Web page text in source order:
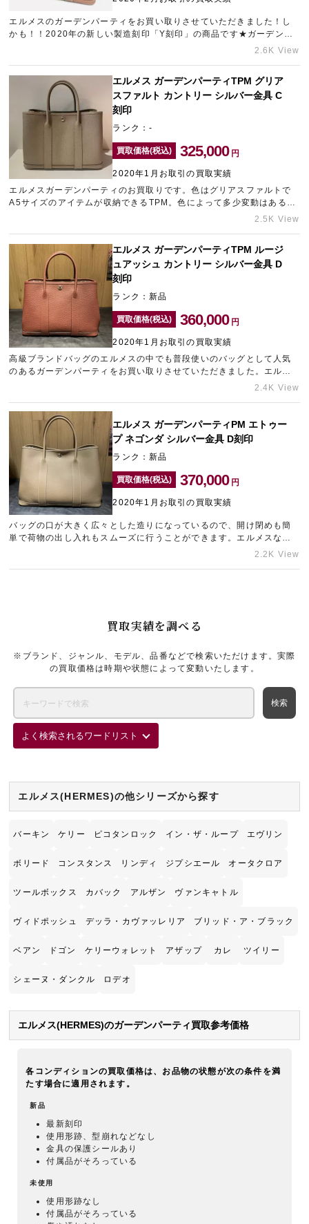
買取実績を調べる
※ブランド、ジャンル、モデル、品番などで検索いただけます。実際
の買取価格は時期や状態によって変動いたします。
よく検索されるワードリスト
エルメス(HERMES)の他シリーズから探す
バーキン ケリー ピコタンロック イン・ザ・ループ エヴリン
ボリード コンスタンス リンディ ジプシエール オータクロア
ツールボックス カバック アルザン ヴァンキャトル
ヴィドポッシュ デッラ・カヴァッレリア ブリッド・ア・ブラック
ベアン ドゴン ケリーウォレット アザップ カレ ツイリー
シェーヌ・ダンクル ロデオ
エルメス(HERMES)のガーデンパーティ買取参考価格
各コンディションの買取価格は、お品物の状態が次の条件を満
たす場合に適用されます。
新品
最新刻印
使用形跡、型崩れなどなし
金具の保護シールあり
付属品がそろっている
未使用
使用形跡なし
付属品がそろっている
エルメスのガーデンパーティをお買い取りさせていただきました！し
かも！！2020年の新しい製造刻印「Y刻印」の商品です★ガーデンパ
ーティの一番の魅力は、何といっても収納力の高さ！ワンボタンのト
ャラリーレアにお任せください！
2.6K View
エルメス ガーデンパーティTPM グリア
スファルト カントリー シルバー金具 C
刻印
ランク：-
買取価格(税込) 325,000 円
2020年1月お取引の買取実績
エルメスガーデンパーティのお買取りです。色はグリアスファルトで
A5サイズのアイテムが収納できるTPM。色によって多少変動はあるも
のの、人気アイテムなので高価買取させて頂きました。購入時期等が
2.5K View
エルメス ガーデンパーティTPM ルージ
ュアッシュ カントリー シルバー金具 D
刻印
ランク：新品
買取価格(税込) 360,000 円
2020年1月お取引の買取実績
高級ブランドバッグのエルメスの中でも普段使いのバッグとして人気
のあるガーデンパーティをお買い取りさせていただきました。エルメ
スガーデンパーティルージュアッシュは明るすぎない色のバッグなの
2.4K View
エルメス ガーデンパーティPM エトゥー
プ ネゴンダ シルバー金具 D刻印
ランク：新品
買取価格(税込) 370,000 円
2020年1月お取引の買取実績
バッグの口が大きく広々とした造りになっているので、開け閉めも簡
単で荷物の出し入れもスムーズに行うことができます。エルメスなら
ではの高級感でカジュアルになりすぎず、年齢層性別問わず幅広い世
2.2K View